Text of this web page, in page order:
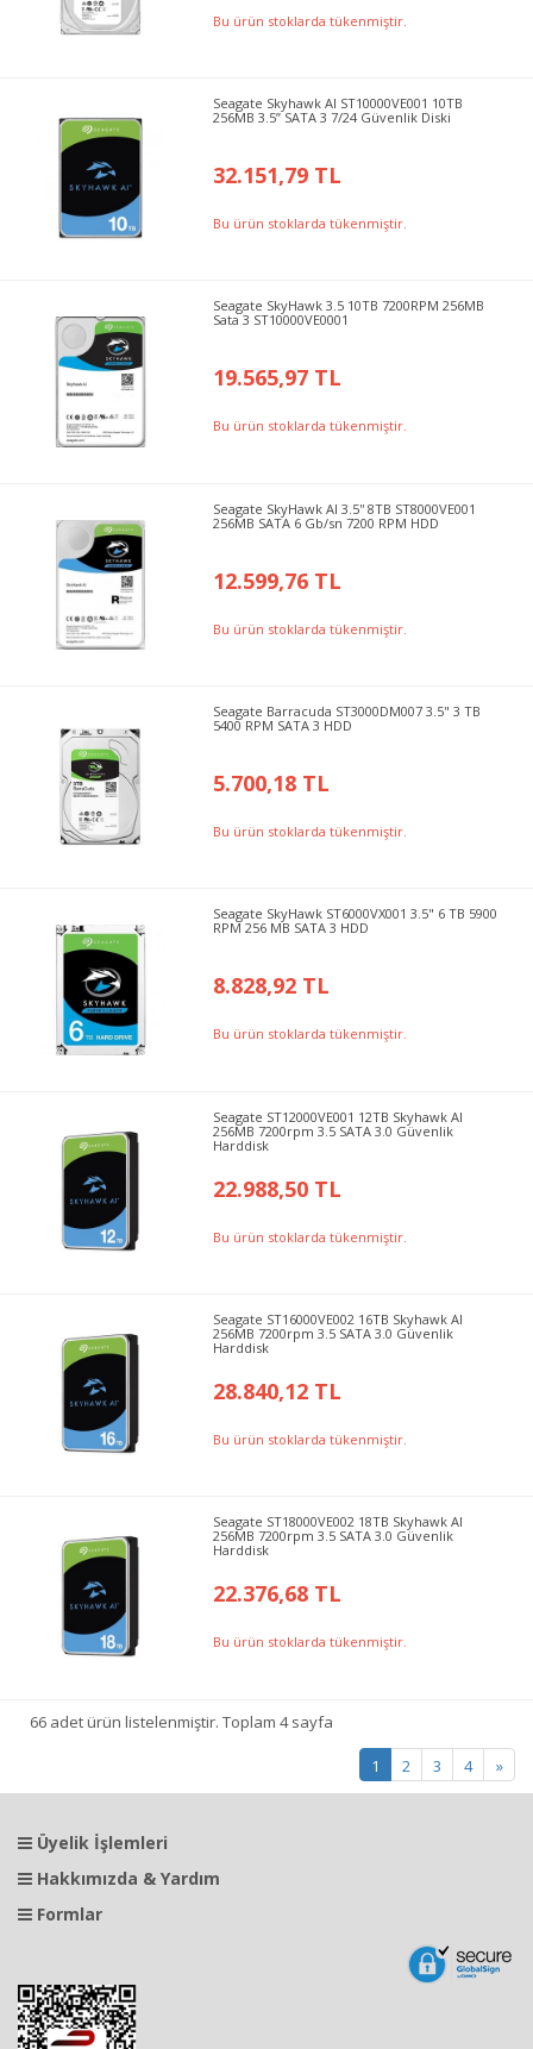
Bu ürün stoklarda tükenmiştir.
Seagate Skyhawk AI ST10000VE001 10TB
256MB 3.5” SATA 3 7/24 Güvenlik Diski
32.151,79 TL
Bu ürün stoklarda tükenmiştir.
Seagate SkyHawk 3.5 10TB 7200RPM 256MB
Sata 3 ST10000VE0001
19.565,97 TL
Bu ürün stoklarda tükenmiştir.
Seagate SkyHawk AI 3.5'' 8TB ST8000VE001
256MB SATA 6 Gb/sn 7200 RPM HDD
12.599,76 TL
Bu ürün stoklarda tükenmiştir.
Seagate Barracuda ST3000DM007 3.5" 3 TB
5400 RPM SATA 3 HDD
5.700,18 TL
Bu ürün stoklarda tükenmiştir.
Seagate SkyHawk ST6000VX001 3.5" 6 TB 5900
RPM 256 MB SATA 3 HDD
8.828,92 TL
Bu ürün stoklarda tükenmiştir.
Seagate ST12000VE001 12TB Skyhawk AI
256MB 7200rpm 3.5 SATA 3.0 Güvenlik
Harddisk
22.988,50 TL
Bu ürün stoklarda tükenmiştir.
Seagate ST16000VE002 16TB Skyhawk AI
256MB 7200rpm 3.5 SATA 3.0 Güvenlik
Harddisk
28.840,12 TL
Bu ürün stoklarda tükenmiştir.
Seagate ST18000VE002 18TB Skyhawk AI
256MB 7200rpm 3.5 SATA 3.0 Güvenlik
Harddisk
22.376,68 TL
Bu ürün stoklarda tükenmiştir.
66 adet ürün listelenmiştir. Toplam 4 sayfa
1 2 3 4 »
Üyelik İşlemleri
Hakkımızda & Yardım
Formlar